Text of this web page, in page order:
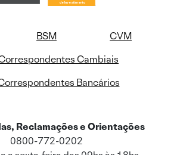
BSM
CVM
Cambiais
Bancários
Reclamações e Orientações
0800-772-0202